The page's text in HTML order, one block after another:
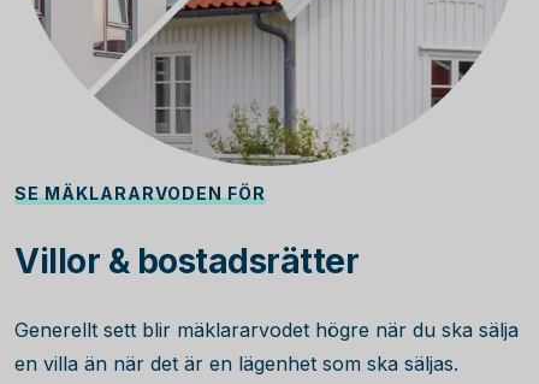
SE MÄKLARARVODEN FÖR
Villor & bostadsrätter
Generellt sett blir mäklararvodet högre när du ska sälja
en villa än när det är en lägenhet som ska säljas.